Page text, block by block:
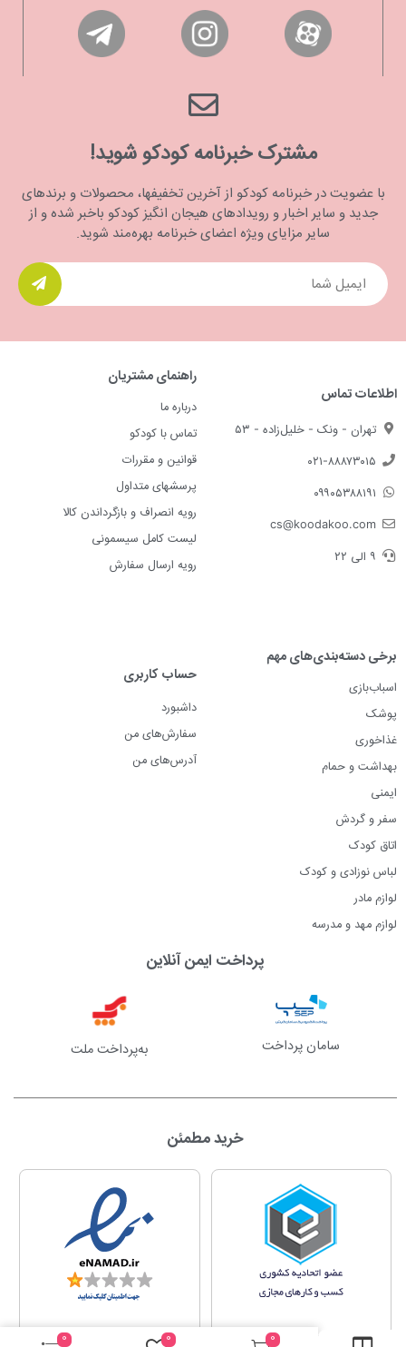
اگر شیشه‌شور را در پک دوتایی همراه سر شیشه شور بخرید به‌صرفه و
از نظر بهداشتی مناسب‌تر است.
شیشه شور نوزاد با دسته ارگونومیک و غیرلغزنده را برای استفاده انتخاب
محصولی فاقد مواد اولیه شیمیایی و BPA را تهیه کنید.
قیمت و خرید شیشه شور نوزاد از کودکو
برای خرید شیشه شور نوزاد می‌توانید به بخش ملزومات تغذیه با شیر
خشک فروشگاه اینترنتی کودکو سر بزنید و مناسب‌ترین مدل را با توجه
به نیاز خود انتخاب کنید. قیمت شیشه شور نوزاد و ویژگی‌های انواع این
محصول برای مقایسه در اختیار شماست تا یک خرید اینترنتی راحت و
مطمئن را تجربه کنید. همچنین مشاوران فروش کودکو از طریق
وب‌سایت، واتسپ و تماس تلفنی در دسترس هستند. اگر سوالی برای
مشترک خبرنامه کودکو شوید!
با عضویت در خبرنامه کودکو از آخرین تخفیفها، محصولات و برندهای
جدید و سایر اخبار و رویدادهای هیجان انگیز کودکو باخبر شده و از
سایر مزایای ویژه اعضای خبرنامه بهره‌مند شوید.
اطلاعات تماس
تهران - ونک - خلیل‌زاده - ۵۳
۰۲۱-۸۸۸۷۳۰۱۵
۰۹۹۰۵۳۸۸۱۹۱
cs@koodakoo.com
۹ الی ۲۲
راهنمای مشتریان
درباره ما
تماس با کودکو
قوانین و مقررات
پرسشهای متداول
رویه انصراف و بازگرداندن کالا
لیست کامل سیسمونی
رویه ارسال سفارش
برخی دسته‌بندی‌های مهم
اسباب‌بازی
پوشک
غذاخوری
بهداشت و حمام
ایمنی
سفر و گردش
اتاق کودک
لباس نوزادی و کودک
لوازم مادر
لوازم مهد و مدرسه
حساب کاربری
داشبورد
سفارش‌های من
آدرس‌های من
پرداخت ایمن آنلاین
سامان پرداخت به‌پرداخت ملت
خرید مطمئن
0
0
0